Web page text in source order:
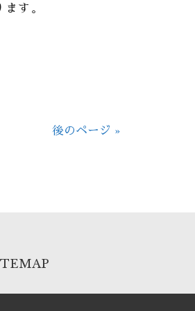
す。
後のページ »